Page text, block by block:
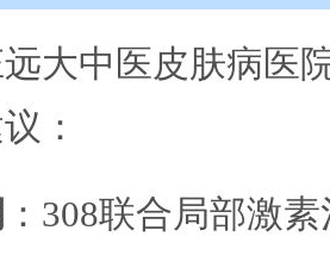
大中医皮肤病医
：
：308联合局部激